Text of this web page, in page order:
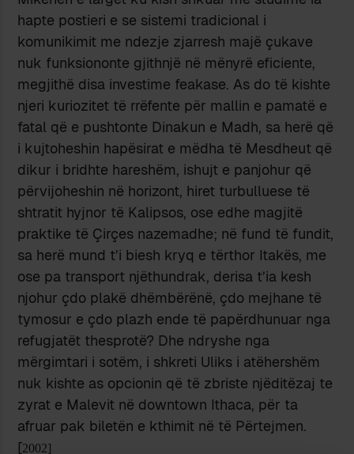
hapte postieri e se sistemi tradicional i
komunikimit me ndezje zjarresh majë çukave
nuk funksiononte gjithnjë në mënyrë eficiente,
megjithë disa investime feakase. As do të kishte
njeri kuriozitet të rrëfente për mallin e pamatë e
fatal që e pushtonte Dinakun e Madh, sa herë që
i kujtoheshin hapësirat e mëdha të Mesdheut që
dikur i bridhte hareshëm, ishujt e panjohur që
përvijoheshin në horizont, hiret turbulluese të
shtratit hyjnor të Kalipsos, ose edhe magjitë
praktike të Çirçes nazemadhe; në fund të fundit,
sa herë mund t’i biesh kryq e tërthor Itakës, me
ose pa transport njëthundrak, derisa t’ia kesh
njohur çdo plakë dhëmbërënë, çdo mejhane të
tymosur e çdo plazh ende të papërdhunuar nga
refugjatët thesprotë? Dhe ndryshe nga
mërgimtari i sotëm, i shkreti Uliks i atëhershëm
nuk kishte as opcionin që të zbriste njëditëzaj te
zyrat e Malevit në downtown Ithaca, për ta
afruar pak biletën e kthimit në të Përtejmen.
[2002]